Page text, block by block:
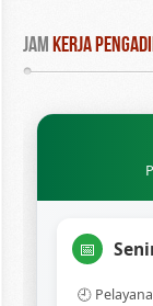
Jam Kerja
📅
🕘